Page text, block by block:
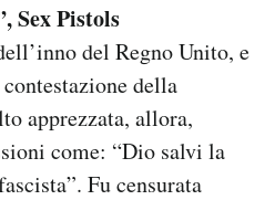
Sex Pistols
del Regno Unito, e
della
apprezzata, allora,
come: “Dio salvi la
Fu censurata